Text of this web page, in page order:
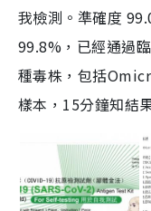
我檢測。準確度
99.8%，已經通過
種毒株，包括
樣本，15分鐘知結